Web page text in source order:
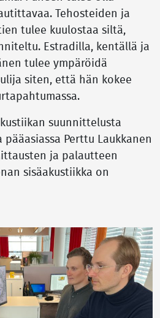
Tehosteiden ja
tulee kuulostaa siltä,
Estradilla, kentällä ja
tulee ympäröidä
siten, että hän kokee
suunnittelusta
pääasiassa Perttu Laukkanen
ja palautteen
sisäakustiikka on